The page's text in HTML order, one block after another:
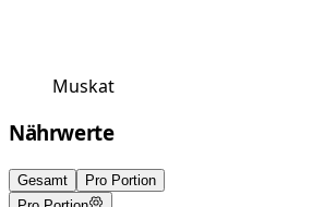
Muskat
Nährwerte
Gesamt
Pro Portion